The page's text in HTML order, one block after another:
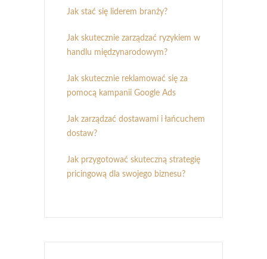
Jak stać się liderem branży?
Jak skutecznie zarządzać ryzykiem w
handlu międzynarodowym?
Jak skutecznie reklamować się za
pomocą kampanii Google Ads
Jak zarządzać dostawami i łańcuchem
dostaw?
Jak przygotować skuteczną strategię
pricingową dla swojego biznesu?